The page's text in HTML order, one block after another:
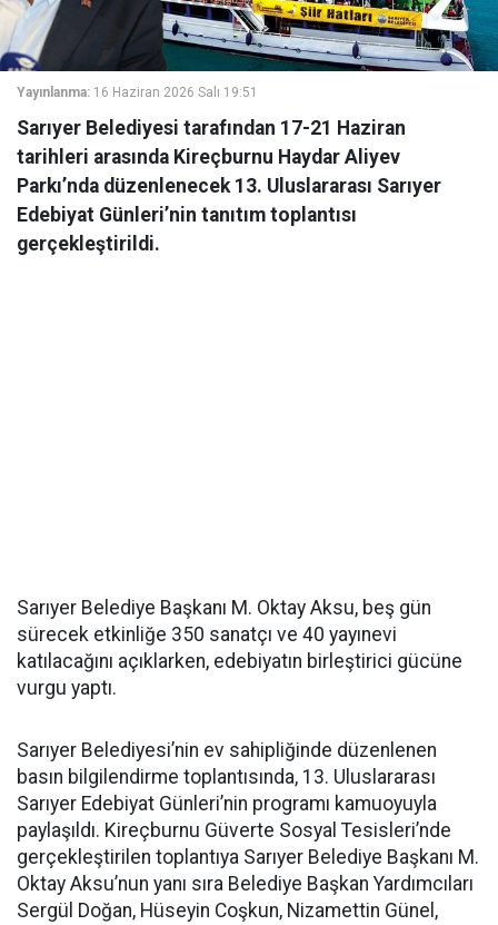
Yayınlanma: 16 Haziran 2026 Salı 19:51
Sarıyer Belediyesi tarafından 17-21 Haziran
tarihleri arasında Kireçburnu Haydar Aliyev
Parkı’nda düzenlenecek 13. Uluslararası Sarıyer
Edebiyat Günleri’nin tanıtım toplantısı
gerçekleştirildi.
Sarıyer Belediye Başkanı M. Oktay Aksu, beş gün
sürecek etkinliğe 350 sanatçı ve 40 yayınevi
katılacağını açıklarken, edebiyatın birleştirici gücüne
vurgu yaptı.
Sarıyer Belediyesi’nin ev sahipliğinde düzenlenen
basın bilgilendirme toplantısında, 13. Uluslararası
Sarıyer Edebiyat Günleri’nin programı kamuoyuyla
paylaşıldı. Kireçburnu Güverte Sosyal Tesisleri’nde
gerçekleştirilen toplantıya Sarıyer Belediye Başkanı M.
Oktay Aksu’nun yanı sıra Belediye Başkan Yardımcıları
Sergül Doğan, Hüseyin Coşkun, Nizamettin Günel,